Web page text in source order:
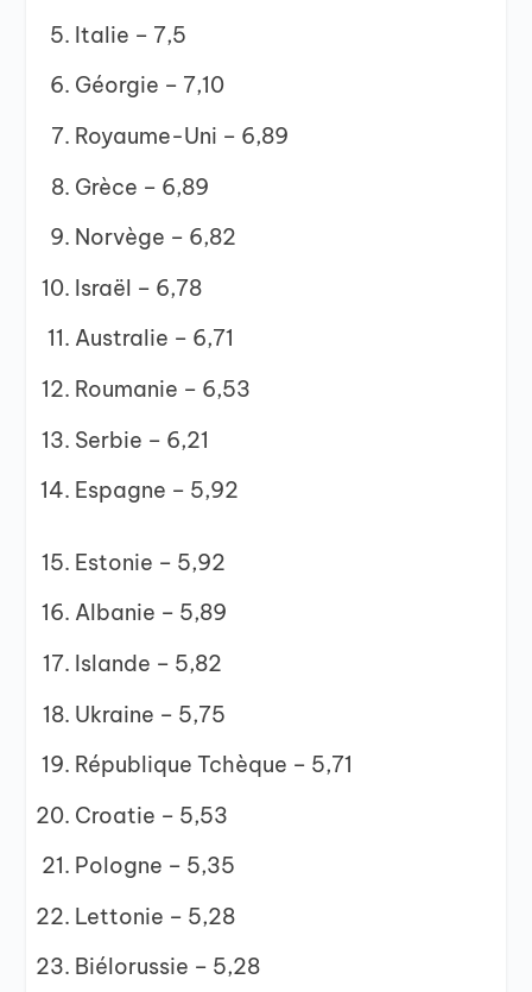
Italie – 7,5
Géorgie – 7,10
Royaume-Uni – 6,89
Grèce – 6,89
Norvège – 6,82
Israël – 6,78
Australie – 6,71
Roumanie – 6,53
Serbie – 6,21
Espagne – 5,92
Estonie – 5,92
Albanie – 5,89
Islande – 5,82
Ukraine – 5,75
République Tchèque – 5,71
Croatie – 5,53
Pologne – 5,35
Lettonie – 5,28
Biélorussie – 5,28